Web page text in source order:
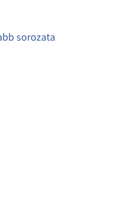
sorozata